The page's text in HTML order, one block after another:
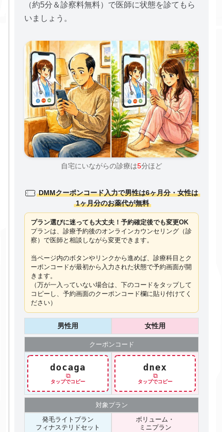
（約5分＆診察料無料）で医師に状態を診てもら
いましょう。
自宅にいながらの診療は5分ほど
DMMクーポンコード入力で男性は6ヶ月分・女性は
1ヶ月分のお薬代が無料
プラン選びに迷っても大丈夫！予約確定後でも変更OK
プランは、診療予約後のオンラインカウンセリング（診
察）で医師と相談しながら変更できます。
当ページ内のボタンやリンクから進めば、診療科目とク
ーポンコードが最初から入力された状態で予約画面が開
きます。
（万が一入っていない場合は、下のコードをタップ して
コピーし、予約画面のクーポンコード欄に貼り付けてく
ださい）
男性用 女性用
クーポン コード
docaga
⧉
タップでコピー
dnex
⧉
タップでコピー
対象プラン
発毛ライトプラン
フィナステリドセット
ボリューム・
ミニプラン